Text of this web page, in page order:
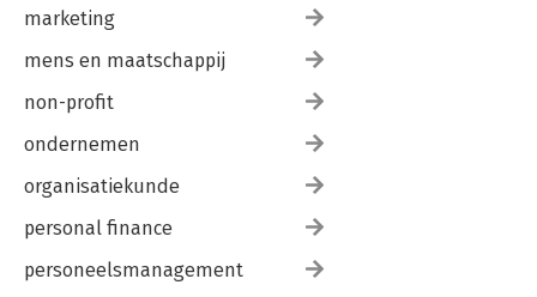
marketing
mens en maatschappij
non-profit
ondernemen
organisatiekunde
personal finance
personeelsmanagement